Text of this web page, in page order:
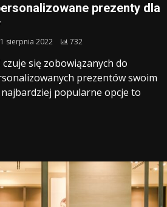
prezenty dla
1 sierpnia 2022 732
się zobowiązanych do
prezentów swoim
popularne opcje to